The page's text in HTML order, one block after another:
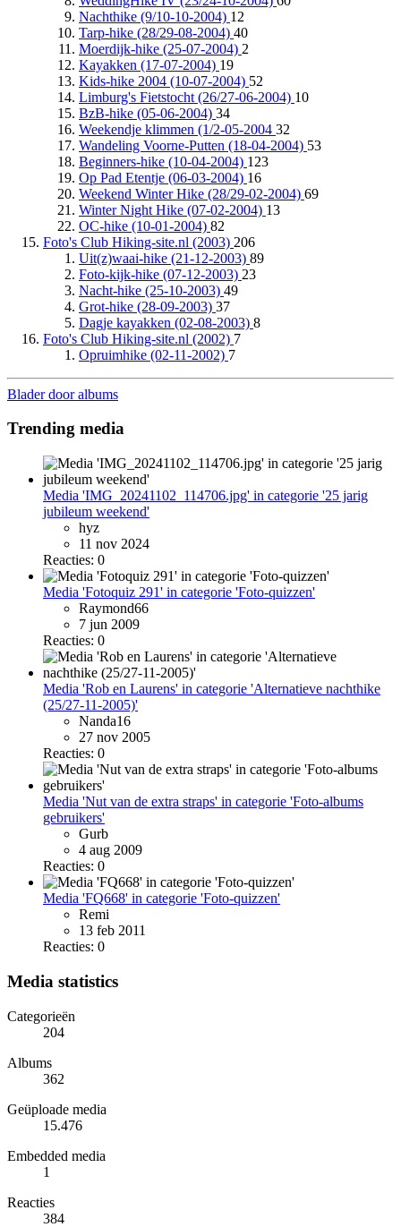
Nachthike (9/10-10-2004) 12
Tarp-hike (28/29-08-2004) 40
Moerdijk-hike (25-07-2004) 2
Kayakken (17-07-2004) 19
Kids-hike 2004 (10-07-2004) 52
Limburg's Fietstocht (26/27-06-2004) 10
BzB-hike (05-06-2004) 34
Weekendje klimmen (1/2-05-2004 32
Wandeling Voorne-Putten (18-04-2004) 53
Beginners-hike (10-04-2004) 123
Op Pad Etentje (06-03-2004) 16
Weekend Winter Hike (28/29-02-2004) 69
Winter Night Hike (07-02-2004) 13
OC-hike (10-01-2004) 82
Foto's Club Hiking-site.nl (2003) 206
Uit(z)waai-hike (21-12-2003) 89
Foto-kijk-hike (07-12-2003) 23
Nacht-hike (25-10-2003) 49
Grot-hike (28-09-2003) 37
Dagje kayakken (02-08-2003) 8
Foto's Club Hiking-site.nl (2002) 7
Opruimhike (02-11-2002) 7
Blader door albums
Trending media
Media 'IMG_20241102_114706.jpg' in categorie '25 jarig
jubileum weekend'
hyz
11 nov 2024
Reacties: 0
Media 'Fotoquiz 291' in categorie 'Foto-quizzen'
Raymond66
7 jun 2009
Reacties: 0
Media 'Rob en Laurens' in categorie 'Alternatieve nachthike
(25/27-11-2005)'
Nanda16
27 nov 2005
Reacties: 0
Media 'Nut van de extra straps' in categorie 'Foto-albums
gebruikers'
Gurb
4 aug 2009
Reacties: 0
Media 'FQ668' in categorie 'Foto-quizzen'
Remi
13 feb 2011
Reacties: 0
Media statistics
Categorieën
204
Albums
362
Geüploade media
15.476
Embedded media
1
Reacties
384